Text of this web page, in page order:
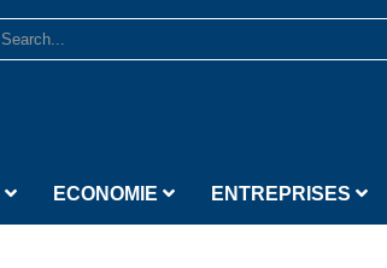
ECONOMIE ENTREPRISES